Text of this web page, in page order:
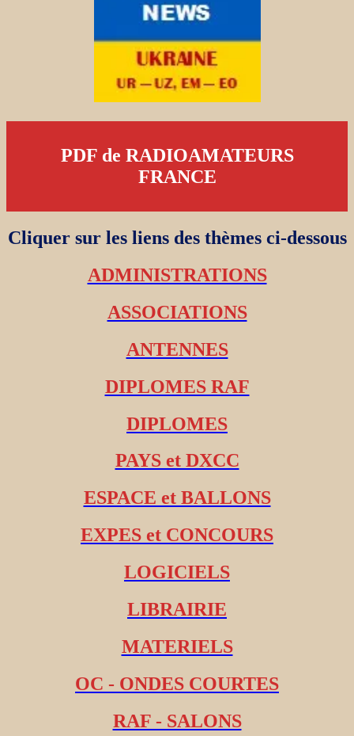
PDF de RADIOAMATEURS
FRANCE
Cliquer sur les liens des thèmes ci-dessous
ADMINISTRATIONS
ASSOCIATIONS
ANTENNES
DIPLOMES RAF
DIPLOMES
PAYS et DXCC
ESPACE et BALLONS
EXPES et CONCOURS
LOGICIELS
LIBRAIRIE
MATERIELS
OC - ONDES COURTES
RAF - SALONS